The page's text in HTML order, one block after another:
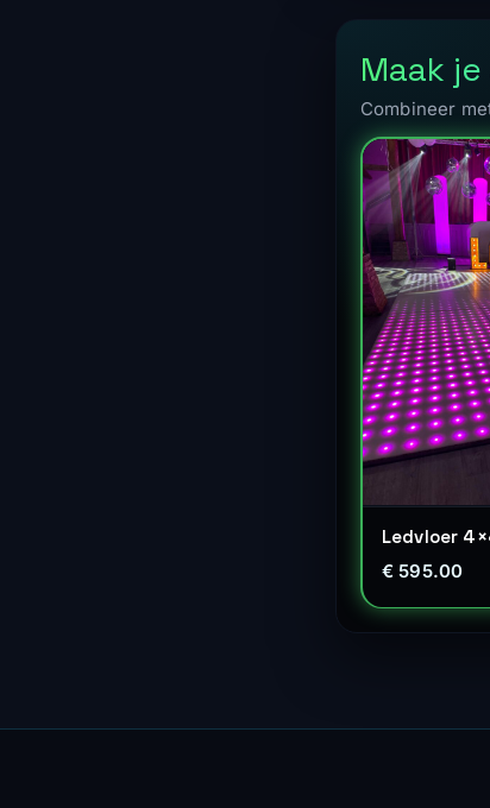
Maak
Combineer
Ledvloer
€ 595.00